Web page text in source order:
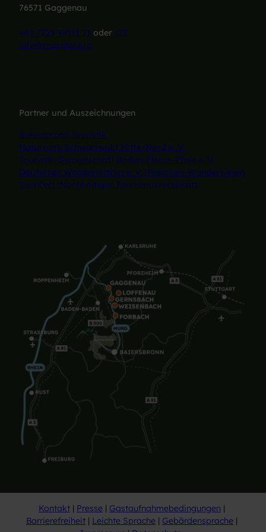
76571 Gaggenau
+49 7225 98131 21 oder -22
info@murgtal.org
Partner und Auszeichnungen
Baiersbronn Touristik
Naturpark Schwarzwald Mitte/Nord e. V.
Touristik-Gemeinschaft Baden-Elsass-Pfalz e. V.
Deutsches Wanderinstitut e. V. (Premium-Wanderwege)
TourCert (Nachhaltiges Tourismuszertifikat)
Kontakt Presse
Gastaufnahmebedingungen
Barrierefreiheit
Leichte Sprache
Gebärdensprache